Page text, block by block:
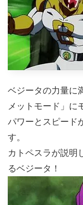
ベジータの力量に
メットモード」に
パワーとスピード
す。
カトペスラが説明
るベジータ！